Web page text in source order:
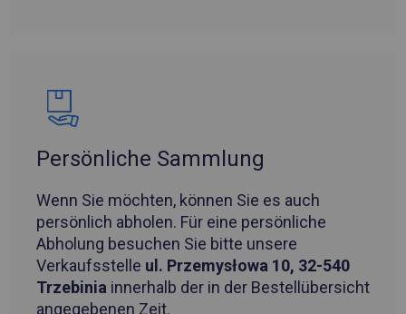
Persönliche Sammlung
Wenn Sie möchten, können Sie es auch
persönlich abholen. Für eine persönliche
Abholung besuchen Sie bitte unsere
Verkaufsstelle ul. Przemysłowa 10, 32-540
Trzebinia innerhalb der in der Bestellübersicht
angegebenen Zeit.